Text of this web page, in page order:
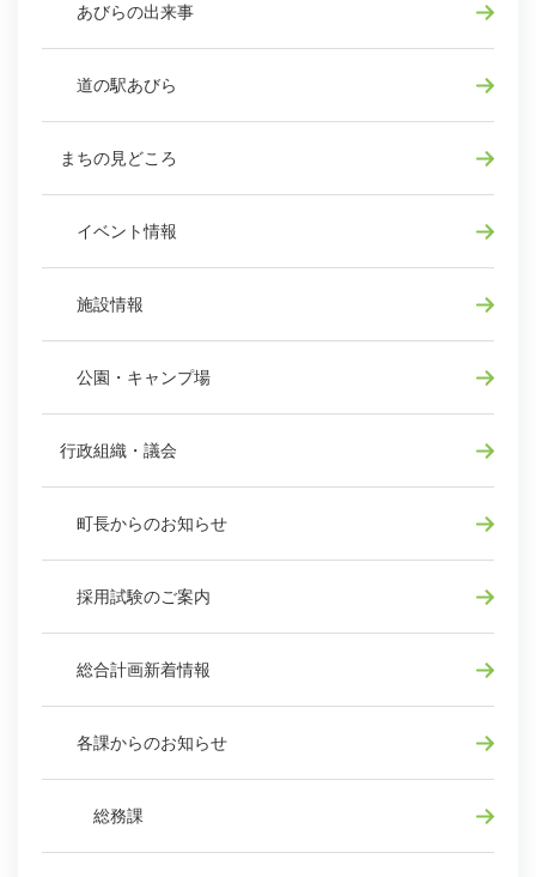
あびらの出来事
道の駅あびら
まちの見どころ
イベント情報
施設情報
公園・キャンプ場
行政組織・議会
町長からのお知らせ
採用試験のご案内
総合計画新着情報
各課からのお知らせ
総務課